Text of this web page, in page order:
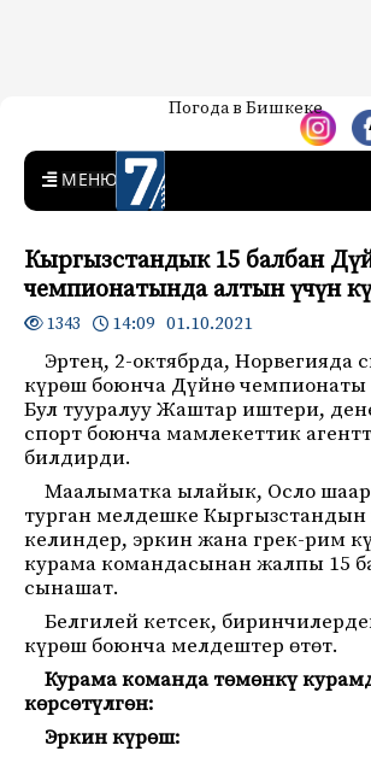
7-канал.
Кыргызстан
Жаңылыктар — Кыргызстан
Погода в Бишкеке
MENU
Кыргызстандык 15 балбан
чемпионатында алтын үчүн
1343 14:09 01.10.2021
Эртең, 2-октябрда, Норвегияда
күрөш боюнча Дүйнө чемпионаты
Бул тууралуу Жаштар иштери,
спорт боюнча мамлекеттик
билдирди.
Маалыматка ылайык, Осло
турган мелдешке Кыргызстандын
келиндер, эркин жана грек-рим
курама командасынан жалпы 15
сынашат.
Белгилей кетсек,
күрөш боюнча мелдештер өтөт.
Курама команда төмөнкү
көрсөтүлгөн:
Эркин күрөш: